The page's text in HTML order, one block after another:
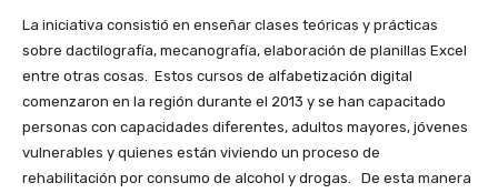
La iniciativa consistió en enseñar clases teóricas y prácticas
sobre dactilografía, mecanografía, elaboración de planillas Excel
entre otras cosas. Estos cursos de alfabetización digital
comenzaron en la región durante el 2013 y se han capacitado
personas con capacidades diferentes, adultos mayores, jóvenes
vulnerables y quienes están viviendo un proceso de
rehabilitación por consumo de alcohol y drogas. De esta manera